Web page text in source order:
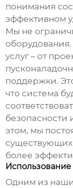
понимания
эффективном
Мы не
услуг – от
поддержки.
что система
безопасности
этом, мы
существующих
более
Одним из